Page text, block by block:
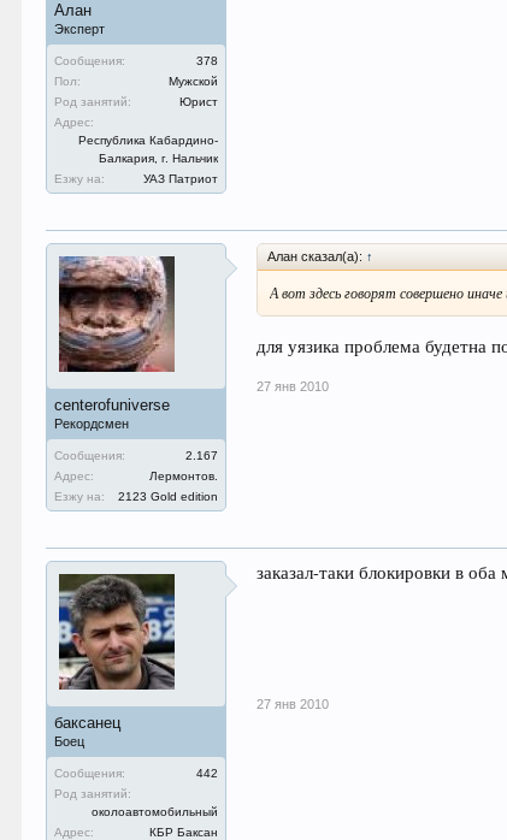
Алан
Эксперт
Сообщения:
378
Пол:
Мужской
Род занятий:
Юрист
Адрес:
Республика Кабардино-
Балкария, г. Нальчик
Езжу на:
УАЗ Патриот
centerofuniverse
Рекордсмен
Сообщения:
2.167
Адрес:
Лермонтов.
Езжу на:
2123 Gold edition
Алан сказал(а): ↑
А вот здесь говорят совершено
для уязика проблема будетна
27 янв 2010
баксанец
Боец
Сообщения:
442
Род занятий:
околоавтомобильный
Адрес:
КБР Баксан
заказал-таки блокировки в
27 янв 2010